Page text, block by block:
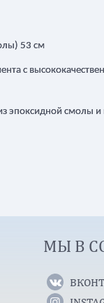
53 см
с
эпоксидной смолы и
МЫ В